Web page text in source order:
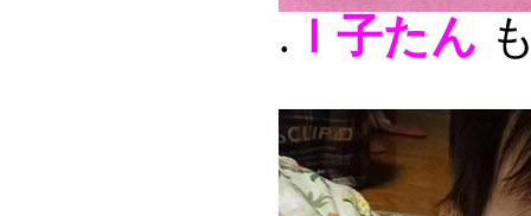
. Ｉ子たん